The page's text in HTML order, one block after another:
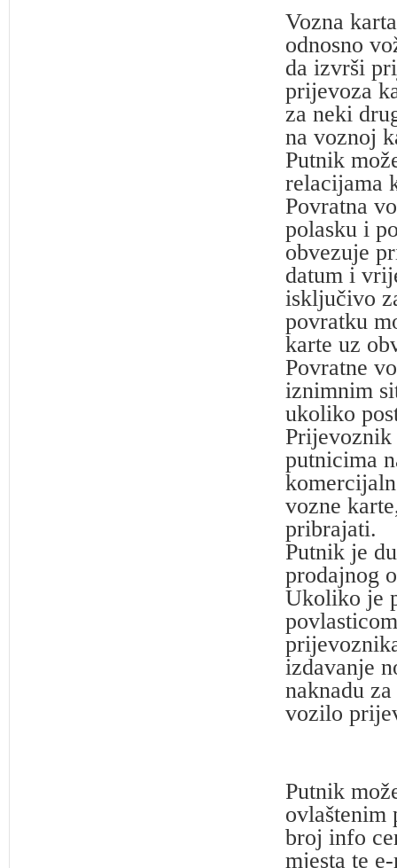
Vozna
odnosno
da izvrši
prijevoza
za neki
na voznoj
Putnik
relacijama
Povratna
polasku i
obvezuje
datum i
isključivo
povratku
karte uz
Povratne
iznimnim
ukoliko
putnicima
vozne
pribrajati.
Putnik je
prodajnog
Ukoliko je
izdavanje
naknadu
vozilo
Putnik
ovlaštenim
broj info
mjesta te